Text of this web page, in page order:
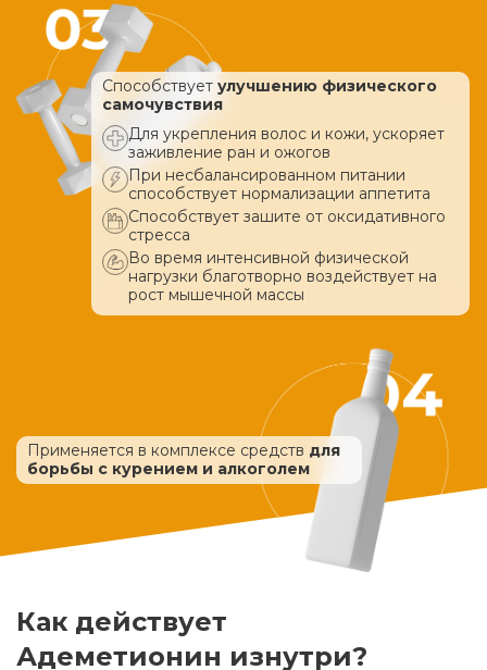
Способствует улучшению физического
самочувствия
Для укрепления волос и кожи, ускоряет
заживление ран и ожогов
При несбалансированном питании
способствует нормализации аппетита
Способствует зашите от оксидативного
стресса
Во время интенсивной физической
нагрузки благотворно воздействует на
рост мышечной массы
Применяется в комплексе средств для
борьбы с курением и алкоголем
Как действует
Адеметионин изнутри?